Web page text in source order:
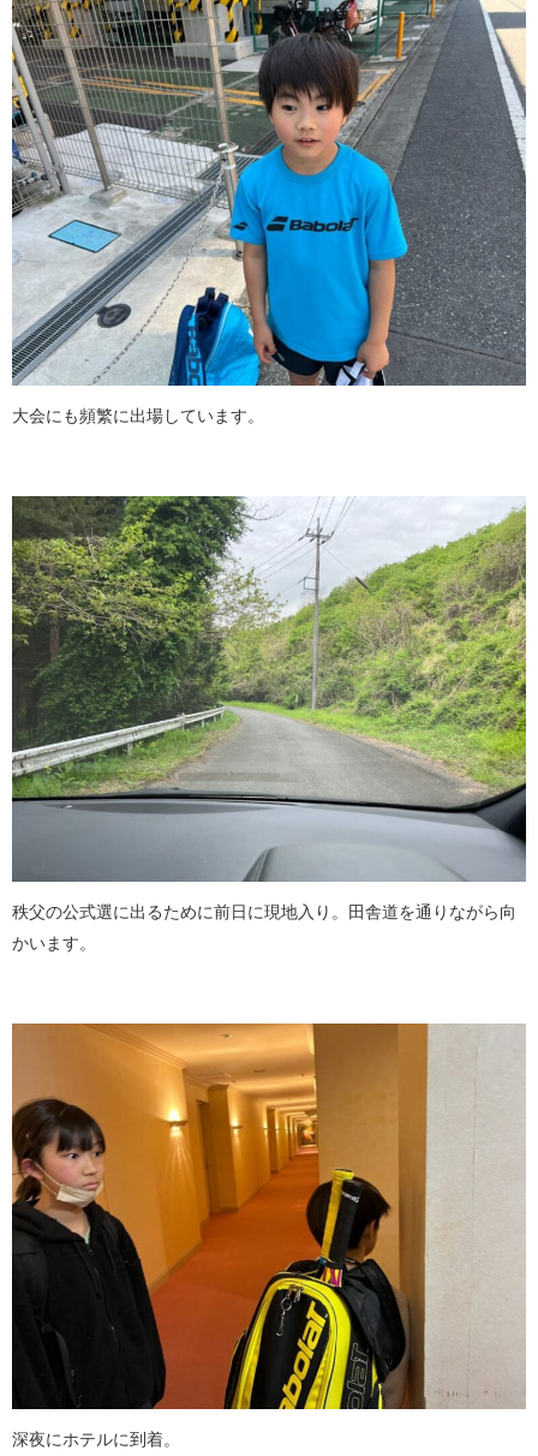
大会にも頻繁に出場しています。
秩父の公式選に出るために前日に現地入り。田舎道を通りながら向
かいます。
深夜にホテルに到着。